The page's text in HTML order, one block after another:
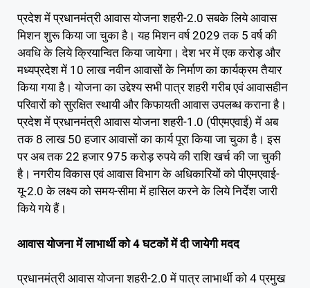
प्रदेश में प्रधानमंत्री आवास योजना शहरी-2.0 सबके लिये आवास
मिशन शुरू किया जा चुका है। यह मिशन वर्ष 2029 तक 5 वर्ष की
अवधि के लिये क्रियान्वित किया जायेगा। देश भर में एक करोड़ और
मध्यप्रदेश में 10 लाख नवीन आवासों के निर्माण का कार्यक्रम तैयार
किया गया है। योजना का उद्देश्य सभी पात्र शहरी गरीब एवं आवासहीन
परिवारों को सुरक्षित स्थायी और किफायती आवास उपलब्ध कराना है।
प्रदेश में प्रधानमंत्री आवास योजना शहरी-1.0 (पीएमएवाई) में अब
तक 8 लाख 50 हजार आवासों का कार्य पूरा किया जा चुका है। इस
पर अब तक 22 हजार 975 करोड़ रुपये की राशि खर्च की जा चुकी
है। नगरीय विकास एवं आवास विभाग के अधिकारियों को पीएमएवाई-
यू-2.0 के लक्ष्य को समय-सीमा में हासिल करने के लिये निर्देश जारी
किये गये हैं।
आवास योजना में लाभार्थी को 4 घटकों में दी जायेगी मदद
प्रधानमंत्री आवास योजना शहरी-2.0 में पात्र लाभार्थी को 4 प्रमुख